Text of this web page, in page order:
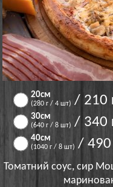
20см
(280 г / 4 шт) / 210
30см
(640 г / 8 шт) / 340
40см
(1040 г / 8 шт) / 490
Томатний соус, сир